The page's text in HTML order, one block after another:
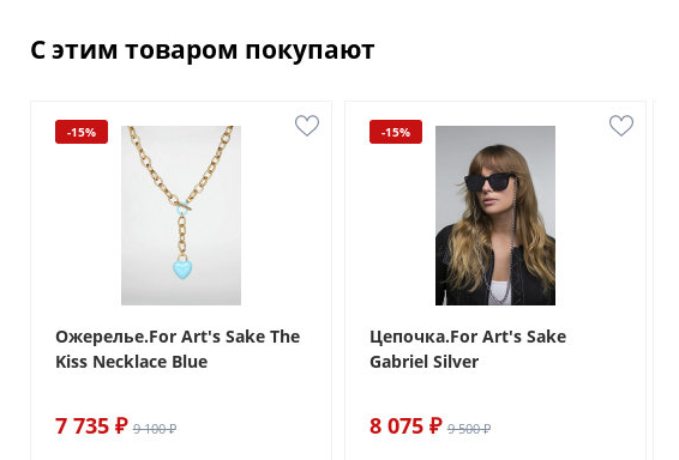
С этим товаром покупают
-15%
Ожерелье.For Art's Sake The
Kiss Necklace Blue
7 735 ₽ 9 100 ₽
-15%
Цепочка.For Art's Sake
Gabriel Silver
8 075 ₽ 9 500 ₽